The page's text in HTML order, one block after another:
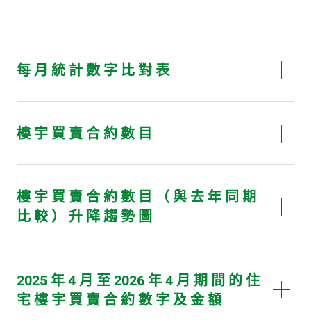
每 月 統 計 數 字 比 對 表
樓 宇 買 賣 合 約 數 目
樓 宇 買 賣 合 約 數 目 （ 與 去 年 同 期
比 較 ） 升 降 趨 勢 圖
2025 年 4 月 至 2026 年 4 月 期 間 的 住
宅 樓 宇 買 賣 合 約 數 字 及 金 額